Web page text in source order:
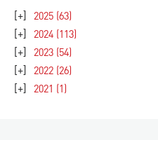
[+] 2025 (63)
[+] 2024 (113)
[+] 2023 (54)
[+] 2022 (26)
[+] 2021 (1)